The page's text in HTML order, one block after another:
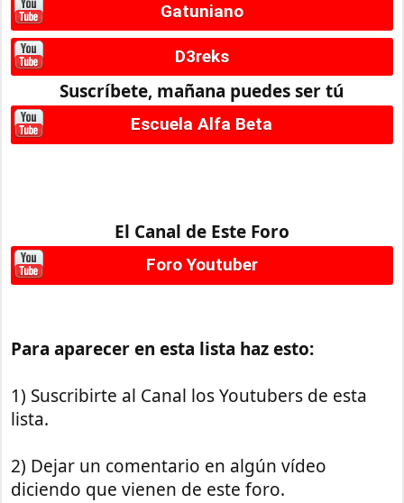
Gatuniano
D3reks
Suscríbete, mañana puedes ser tú
Escuela Alfa Beta
El Canal de Este Foro
Foro Youtuber
Para aparecer en esta lista haz esto:
1) Suscribirte al Canal los Youtubers de esta
lista.
2) Dejar un comentario en algún vídeo
diciendo que vienen de este foro.